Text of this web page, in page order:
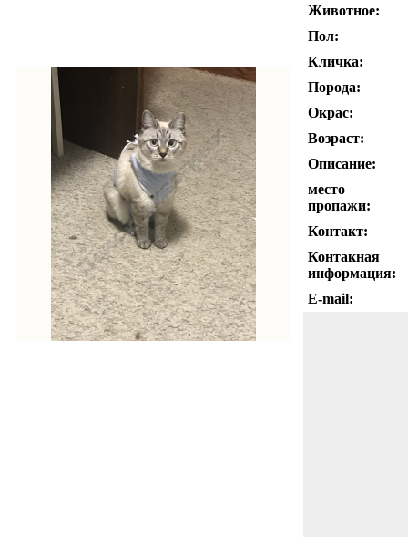
Животное:
Пол:
Кличка:
Порода:
Окрас:
Возраст:
Описание:
место
пропажи:
Контакт:
Контакная
информация:
E-mail: